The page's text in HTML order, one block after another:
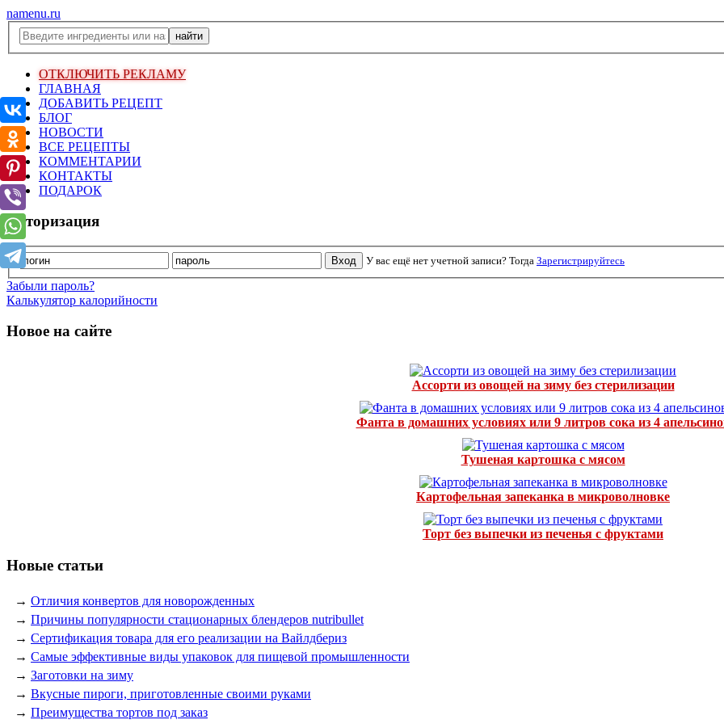
namenu.ru
ОТКЛЮЧИТЬ РЕКЛАМУ
ГЛАВНАЯ
ДОБАВИТЬ РЕЦЕПТ
БЛОГ
НОВОСТИ
ВСЕ РЕЦЕПТЫ
КОММЕНТАРИИ
КОНТАКТЫ
ПОДАРОК
Авторизация
У вас ещё нет учетной записи? Тогда Зарегистрируйтесь
Забыли пароль?
Калькулятор калорийности
Новое на сайте
Ассорти из овощей на зиму без стерилизации
Фанта в домашних условиях или 9 литров сока из 4
Тушеная картошка с мясом
Картофельная запеканка в микроволновке
Торт без выпечки из печенья с фруктами
Новые статьи
→ Отличия конвертов для новорожденных
→ Причины популярности стационарных блендеров nutribullet
→ Сертификация товара для его реализации на Вайлдбериз
→ Самые эффективные виды упаковок для пищевой промышленности
→ Заготовки на зиму
→ Вкусные пироги, приготовленные своими руками
→ Преимущества тортов под заказ